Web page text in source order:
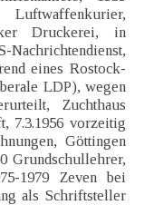
Druckerei, in
Nachrichtendienst,
eines Rostock-
LDP), wegen
Zuchthaus
7.3.1956 vorzeitig
Göttingen
Grundschullehrer,
1979 Zeven bei
als Schriftsteller